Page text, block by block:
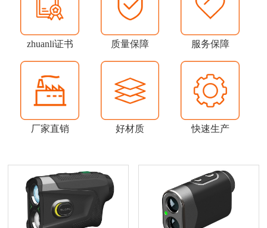
zhuanli证书 质量保障 服务保障
厂家直销 好材质 快速生产